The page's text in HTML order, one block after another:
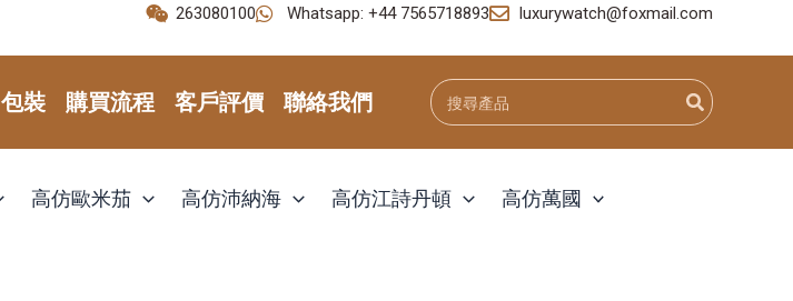
263080100 Whatsapp: +44 7565718893 luxurywatch@foxmail.com
包裝 購買流程 客戶評價 聯絡我們
Search
for:
高仿歐米茄 高仿沛納海 高仿江詩丹頓 高仿萬國